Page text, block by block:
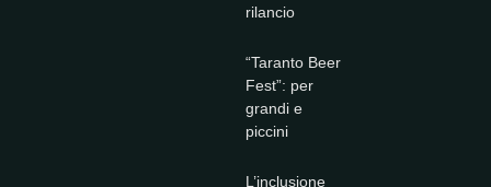
rilancio
“Taranto Beer
Fest”: per
grandi e
piccini
L’inclusione